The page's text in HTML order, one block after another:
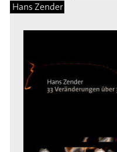
Hans Zender